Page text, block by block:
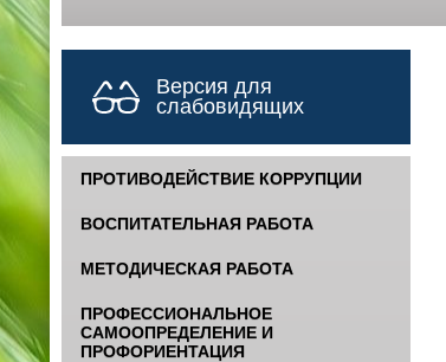
Версия для
слабовидящих
ПРОТИВОДЕЙСТВИЕ КОРРУПЦИИ
ВОСПИТАТЕЛЬНАЯ РАБОТА
МЕТОДИЧЕСКАЯ РАБОТА
ПРОФЕССИОНАЛЬНОЕ
САМООПРЕДЕЛЕНИЕ И
ПРОФОРИЕНТАЦИЯ